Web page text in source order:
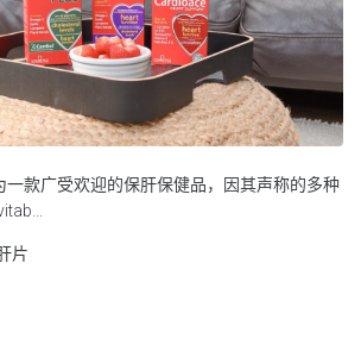
款广受欢迎的保肝保健品，因其声称的多种
片